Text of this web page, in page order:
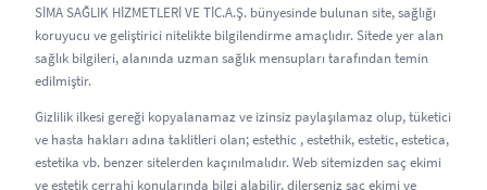
SİMA SAĞLIK HİZMETLERİ VE TİC.A.Ş. bünyesinde bulunan site, sağlığı
koruyucu ve geliştirici nitelikte bilgilendirme amaçlıdır. Sitede yer alan
sağlık bilgileri, alanında uzman sağlık mensupları tarafından temin
edilmiştir.
Gizlilik ilkesi gereği kopyalanamaz ve izinsiz paylaşılamaz olup, tüketici
ve hasta hakları adına taklitleri olan; estethic , estethik, estetic, estetica,
estetika vb. benzer sitelerden kaçınılmalıdır. Web sitemizden saç ekimi
ve estetik cerrahi konularında bilgi alabilir, dilerseniz saç ekimi ve